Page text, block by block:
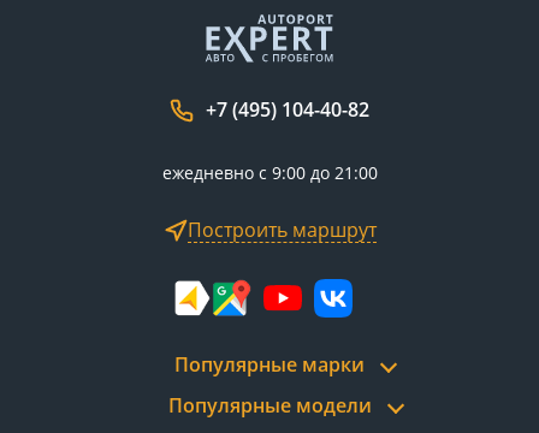
+7 (495) 104-40-82
ежедневно с 9:00 до 21:00
Построить маршрут
Популярные марки
Популярные модели